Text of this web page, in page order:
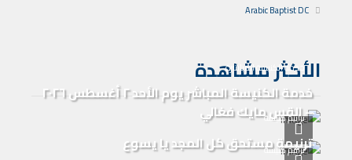
Arabic Baptist DC
الأكثر مشاهدة
خدمة الكنيسة المباشرة
خدمة الكنيسة المباشر يوم الأحد ٢ أغسطس ٢٠٢٦
– القس مايك فغالي
ترانيم كنيسة
ترنيمة مستحق كل المجد يا يسوع
ترانيم كنيسة